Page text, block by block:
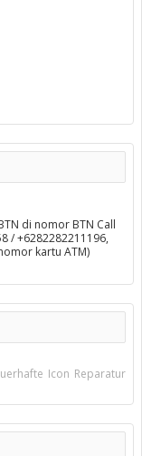
di nomor BTN Call
/ +6282282211196,
kartu ATM)
Icon Reparatur